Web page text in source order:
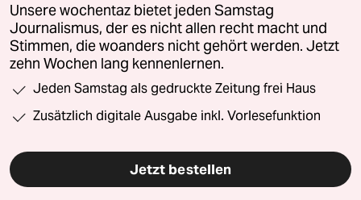
Unsere wochentaz bietet jeden Samstag
Journalismus, der es nicht allen recht macht und
Stimmen, die woanders nicht gehört werden. Jetzt
zehn Wochen lang kennenlernen.
Jeden Samstag als gedruckte Zeitung frei Haus
Zusätzlich digitale Ausgabe inkl. Vorlesefunktion
Jetzt bestellen